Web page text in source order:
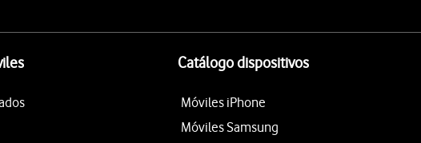
Catálogo dispositivos
Móviles iPhone
Móviles Samsung